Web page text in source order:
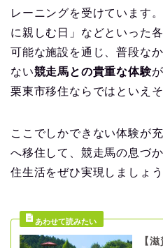
レーニングを受けています
に親しむ日」などといった
可能な施設を通じ、普段な
ない競走馬との貴重な体験
栗東市移住ならではといえそ
ここでしかできない体験が
へ移住して、競走馬の息づ
住生活をぜひ実現しましょう
【